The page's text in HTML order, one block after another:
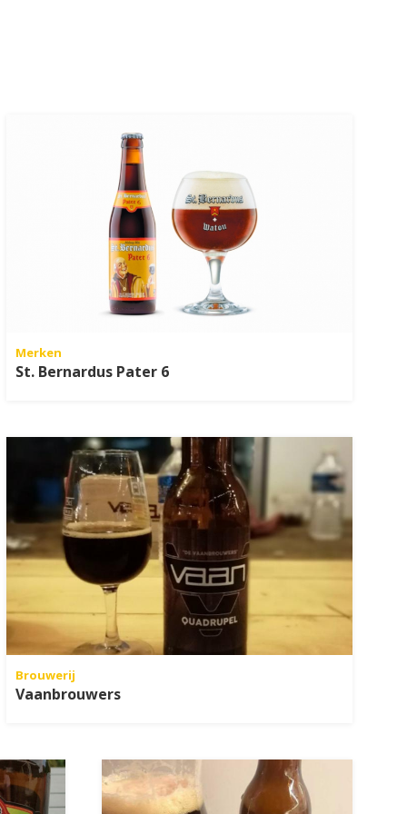
Merken
St. Bernardus Pater 6
Brouwerij
Vaanbrouwers